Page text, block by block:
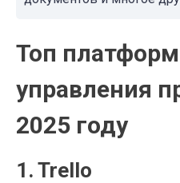
Топ
управления
2025 году
1. Trello